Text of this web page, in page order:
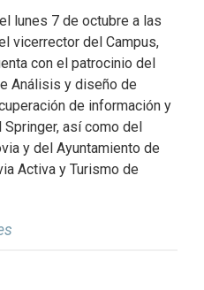
lunes 7 de octubre a las
vicerrector del Campus,
con el patrocinio del
Análisis y diseño de
de información y
así como del
y del Ayuntamiento de
Activa y Turismo de